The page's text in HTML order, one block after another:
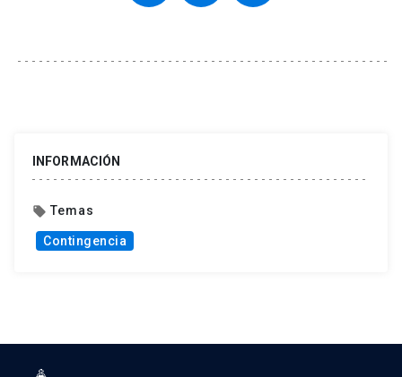
INFORMACIÓN
local_offer Temas
Contingencia